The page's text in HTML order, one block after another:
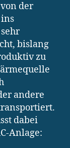
der
bislang
zu
andere
dabei
Anlage: